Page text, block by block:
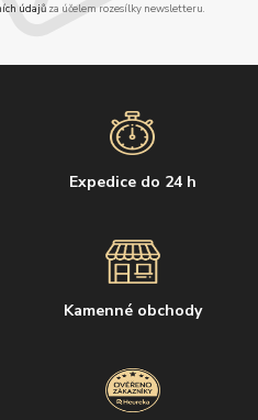
údajůza účelem rozesílky newsletteru.
Expedice do 24 h
Kamenné obchody